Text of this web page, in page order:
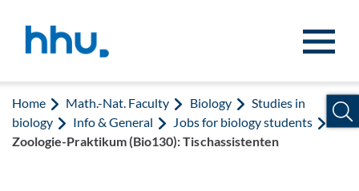
Home Math.-Nat. Faculty Biology
Studies in
biology
Info & General
Jobs for biology students
Zoologie-Praktikum (Bio130): Tischassistenten